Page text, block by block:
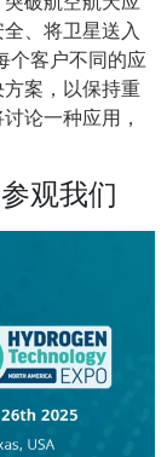
、将卫星送入
个客户不同的应
案，以保持重
论一种应用，
观我们